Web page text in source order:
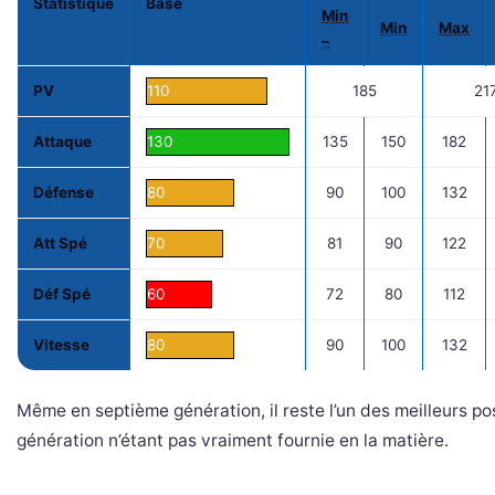
Min
–
Min Max
PV 110 185
Attaque 130 135 150 182
Défense 80 90 100 132
Att Spé 70 81 90 122
Déf Spé 60 72 80 112
Vitesse 80 90 100 132
Même en septième génération, il reste l’un des meilleurs
génération n’étant pas vraiment fournie en la matière.